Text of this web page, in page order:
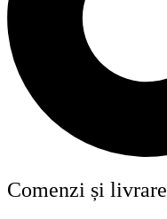
Comenzi și livrare